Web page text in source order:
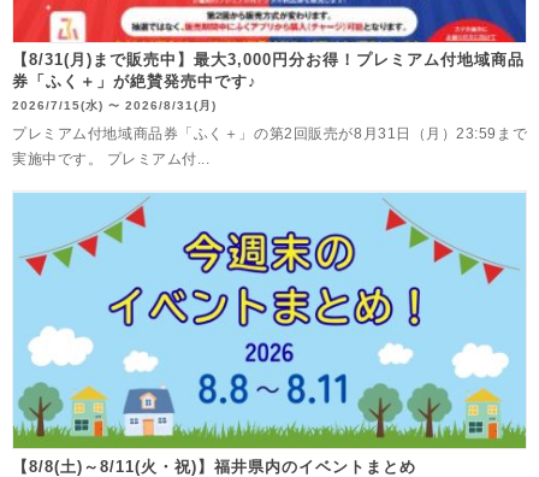
【8/31(月)まで販売中】最大3,000円分お得！プレミアム付地域商品
券「ふく＋」が絶賛発売中です♪
2026/7/15(水) 〜 2026/8/31(月)
プレミアム付地域商品券「ふく＋」の第2回販売が8月31日（月）23:59まで
実施中です。 プレミアム付...
【8/8(土)～8/11(火・祝)】福井県内のイベントまとめ